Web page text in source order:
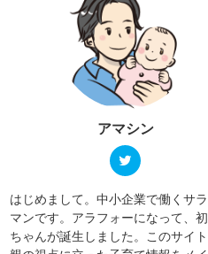
アマシン
はじめまして。中小企業で働くサ
マンです。アラフォーになって、
ちゃんが誕生しました。このサイ